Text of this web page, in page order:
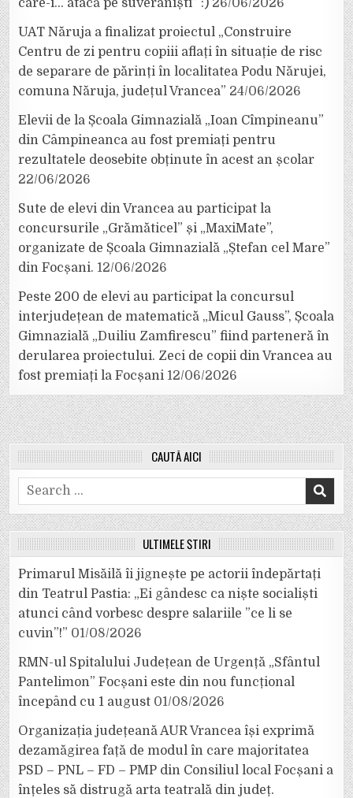
care-i… atacă pe suveraniști” :) 26/06/2026
UAT Năruja a finalizat proiectul „Construire
Centru de zi pentru copiii aflați în situație de risc
de separare de părinți în localitatea Podu Nărujei,
comuna Năruja, județul Vrancea” 24/06/2026
Elevii de la Școala Gimnazială „Ioan Cîmpineanu”
din Câmpineanca au fost premiați pentru
rezultatele deosebite obținute în acest an școlar
22/06/2026
Sute de elevi din Vrancea au participat la
concursurile „Grămăticel” și „MaxiMate”,
organizate de Școala Gimnazială „Ștefan cel Mare”
din Focșani. 12/06/2026
Peste 200 de elevi au participat la concursul
interjudețean de matematică „Micul Gauss”, Școala
Gimnazială „Duiliu Zamfirescu” fiind parteneră în
derularea proiectului. Zeci de copii din Vrancea au
fost premiați la Focșani 12/06/2026
CAUTĂ AICI
Search
for:
ULTIMELE ȘTIRI
Primarul Misăilă îi jignește pe actorii îndepărtați
din Teatrul Pastia: „Ei gândesc ca niște socialiști
atunci când vorbesc despre salariile ”ce li se
cuvin”!” 01/08/2026
RMN-ul Spitalului Județean de Urgență „Sfântul
Pantelimon” Focșani este din nou funcțional
începând cu 1 august 01/08/2026
Organizația județeană AUR Vrancea își exprimă
dezamăgirea față de modul în care majoritatea
PSD – PNL – FD – PMP din Consiliul local Focșani a
înțeles să distrugă arta teatrală din județ.